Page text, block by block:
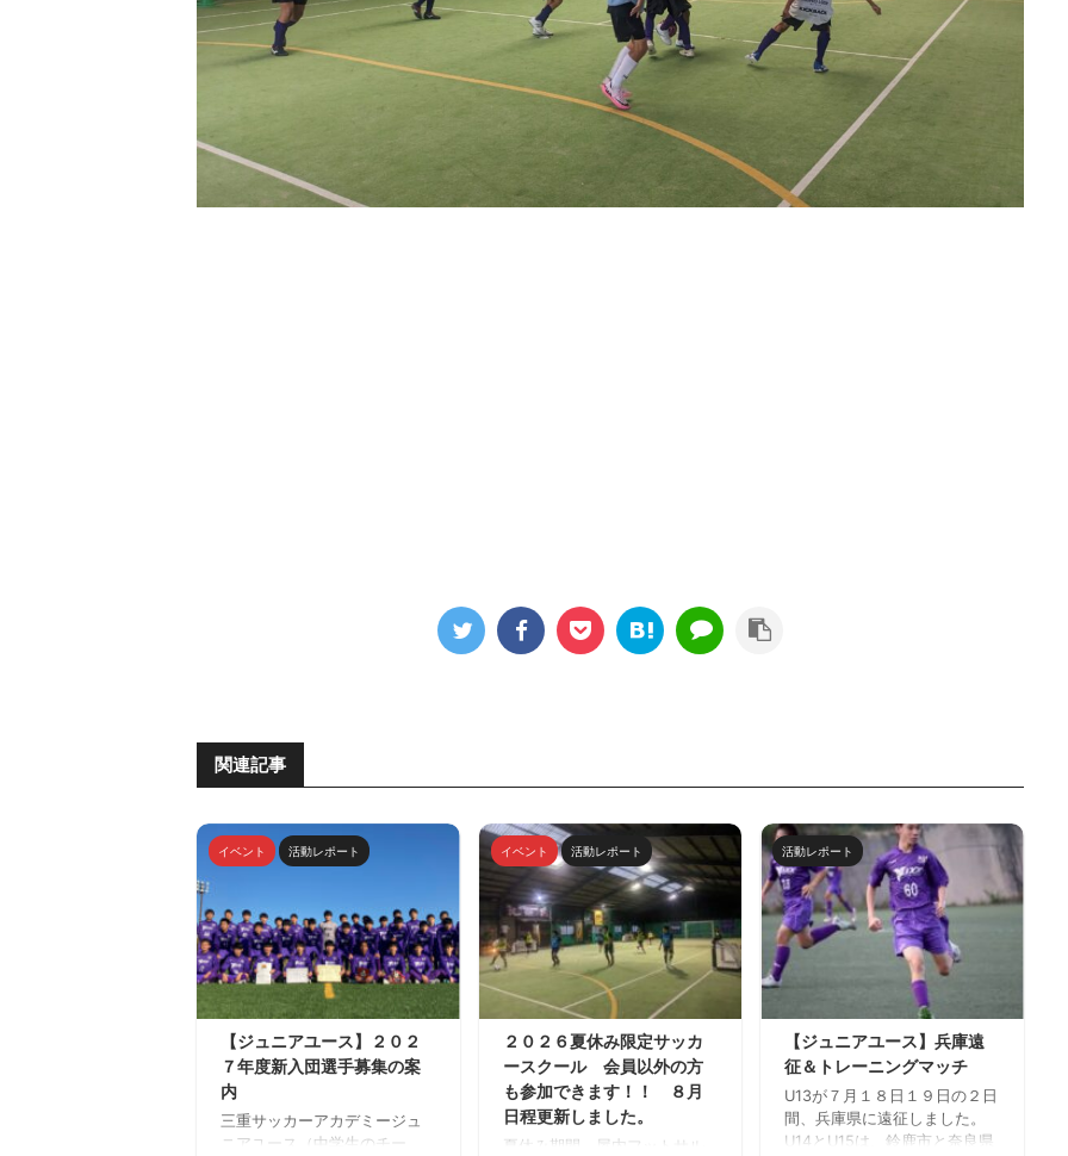
関連記事
イベント 活動レポート
【ジュニアユース】２０２
７年度新入団選手募集の案
内
三重サッカーアカデミージュ
ニアユース（中学生のチー
イベント 活動レポート
２０２６夏休み限定サッカ
ースクール 会員以外の方
も参加できます！！ ８月
日程更新しました。
夏休み期間、屋内フットサル
活動レポート
【ジュニアユース】兵庫遠
征＆トレーニングマッチ
U13が７月１８日１９日の２日
間、兵庫県に遠征しました。
U14とU15は、鈴鹿市と奈良県